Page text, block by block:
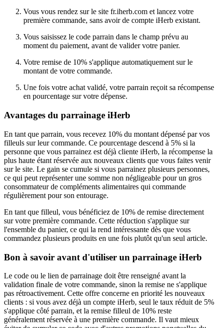
Vous vous rendez sur le site fr.iherb.com et lancez votre
première commande, sans avoir de compte iHerb existant.
Vous saisissez le code parrain dans le champ prévu au
moment du paiement, avant de valider votre panier.
Votre remise de 10% s'applique automatiquement sur le
montant de votre commande.
Une fois votre achat validé, votre parrain reçoit sa récompense
en pourcentage sur votre dépense.
Avantages du parrainage iHerb
En tant que parrain, vous recevez 10% du montant dépensé par vos
filleuls sur leur commande. Ce pourcentage descend à 5% si la
personne que vous parrainez est déjà cliente iHerb, la récompense la
plus haute étant réservée aux nouveaux clients que vous faites venir
sur le site. Le gain se cumule si vous parrainez plusieurs personnes,
ce qui peut représenter une somme non négligeable pour un gros
consommateur de compléments alimentaires qui commande
régulièrement pour son entourage.
En tant que filleul, vous bénéficiez de 10% de remise directement
sur votre première commande. Cette réduction s'applique sur
l'ensemble du panier, ce qui la rend intéressante dès que vous
commandez plusieurs produits en une fois plutôt qu'un seul article.
Bon à savoir avant d'utiliser un parrainage iHerb
Le code ou le lien de parrainage doit être renseigné avant la
validation finale de votre commande, sinon la remise ne s'applique
pas rétroactivement. Cette offre concerne en priorité les nouveaux
clients : si vous avez déjà un compte iHerb, seul le taux réduit de 5%
s'applique côté parrain, et la remise filleul de 10% reste
généralement réservée à une première commande. Il vaut mieux